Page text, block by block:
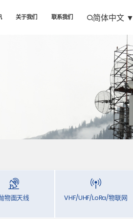
关于我们 联系我们 简体中文 ▼
物面天线 VHF/UHF/LoRa/物联网